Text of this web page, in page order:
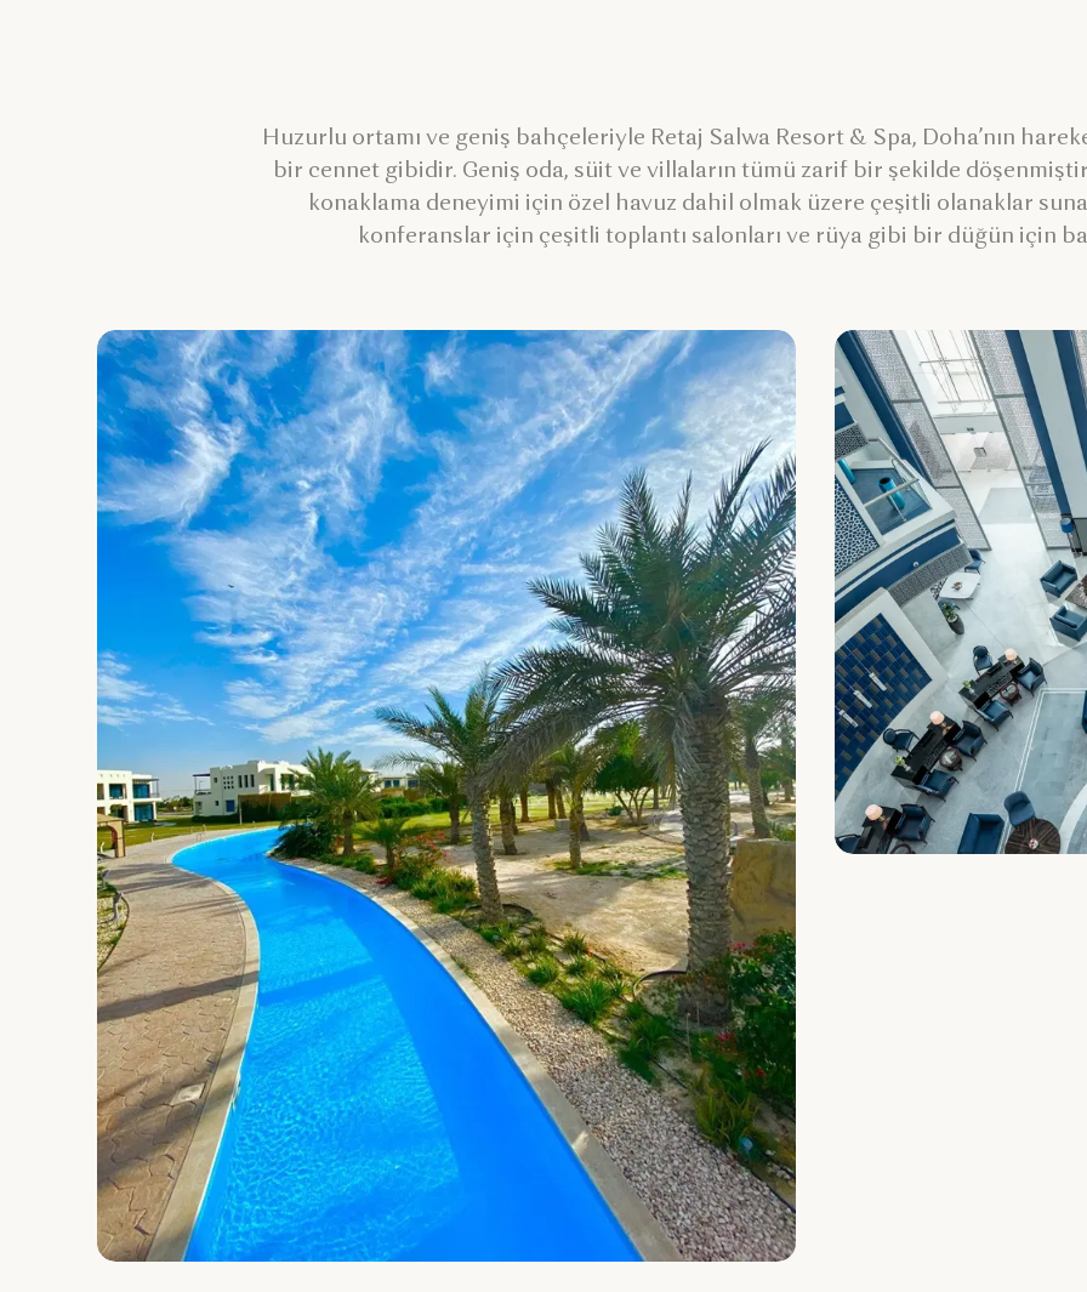
Huzurlu ortamı ve geniş bahçeleriyle Retaj Salwa Resort & Spa, Doha’nın
bir cennet gibidir. Geniş oda, süit ve villaların tümü zarif bir şekilde
konaklama deneyimi için özel havuz dahil olmak üzere çeşitli olanaklar
konferanslar için çeşitli toplantı salonları ve rüya gibi bir düğün için